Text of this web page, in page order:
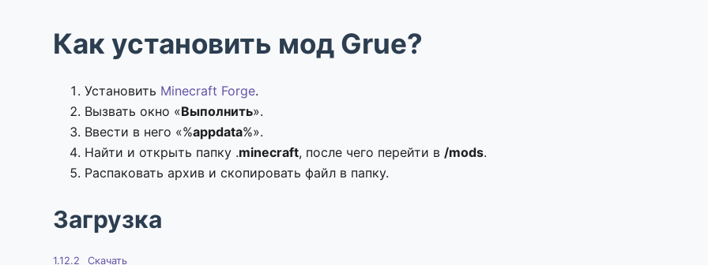
Как установить мод Grue?
Установить Minecraft Forge.
Вызвать окно «Выполнить».
Ввести в него «%appdata%».
Найти и открыть папку .minecraft, после чего перейти в /mods.
Распаковать архив и скопировать файл в папку.
Загрузка
1.12.2 Скачать